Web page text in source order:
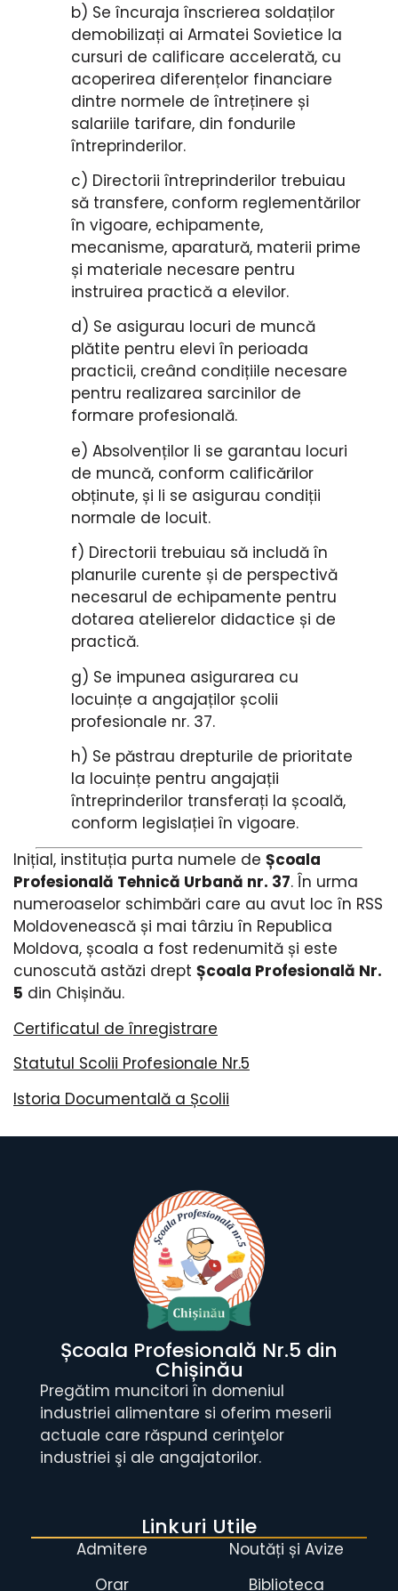
b) Se încuraja înscrierea soldaților
demobilizați ai Armatei Sovietice la
cursuri de calificare accelerată, cu
acoperirea diferențelor financiare
dintre normele de întreținere și
salariile tarifare, din fondurile
întreprinderilor.
c) Directorii întreprinderilor trebuiau
să transfere, conform reglementărilor
în vigoare, echipamente,
mecanisme, aparatură, materii prime
și materiale necesare pentru
instruirea practică a elevilor.
d) Se asigurau locuri de muncă
plătite pentru elevi în perioada
practicii, creând condițiile necesare
pentru realizarea sarcinilor de
formare profesională.
e) Absolvenților li se garantau locuri
de muncă, conform calificărilor
obținute, și li se asigurau condiții
normale de locuit.
f) Directorii trebuiau să includă în
planurile curente și de perspectivă
necesarul de echipamente pentru
dotarea atelierelor didactice și de
practică.
g) Se impunea asigurarea cu
locuințe a angajaților școlii
profesionale nr. 37.
h) Se păstrau drepturile de prioritate
la locuințe pentru angajații
întreprinderilor transferați la școală,
conform legislației în vigoare.
Inițial, instituția purta numele de Școala
Profesională Tehnică Urbană nr. 37. În urma
numeroaselor schimbări care au avut loc în RSS
Moldovenească și mai târziu în Republica
Moldova, școala a fost redenumită și este
cunoscută astăzi drept Școala Profesională Nr.
5 din Chișinău.
Certificatul de înregistrare
Statutul Scolii Profesionale Nr.5
Istoria Documentală a Școlii
Școala Profesională Nr.5 din
Chișinău
Pregătim muncitori în domeniul
industriei alimentare si oferim meserii
actuale care răspund cerinţelor
industriei şi ale angajatorilor.
Linkuri Utile
Admitere
Orar
Noutăți și Avize
Biblioteca